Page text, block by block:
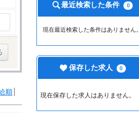
順
最近検索した条件 0
現在最近検索した条件はありません。
保存した求人 0
現在保存した求人はありません。